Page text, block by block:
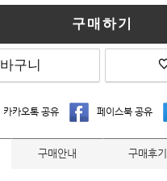
구매하기
구니
카카오톡 공유 페이스북 공유
구매안내 구매후기